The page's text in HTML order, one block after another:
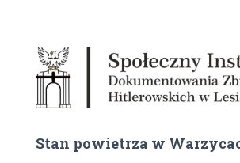
Stan powietrza w